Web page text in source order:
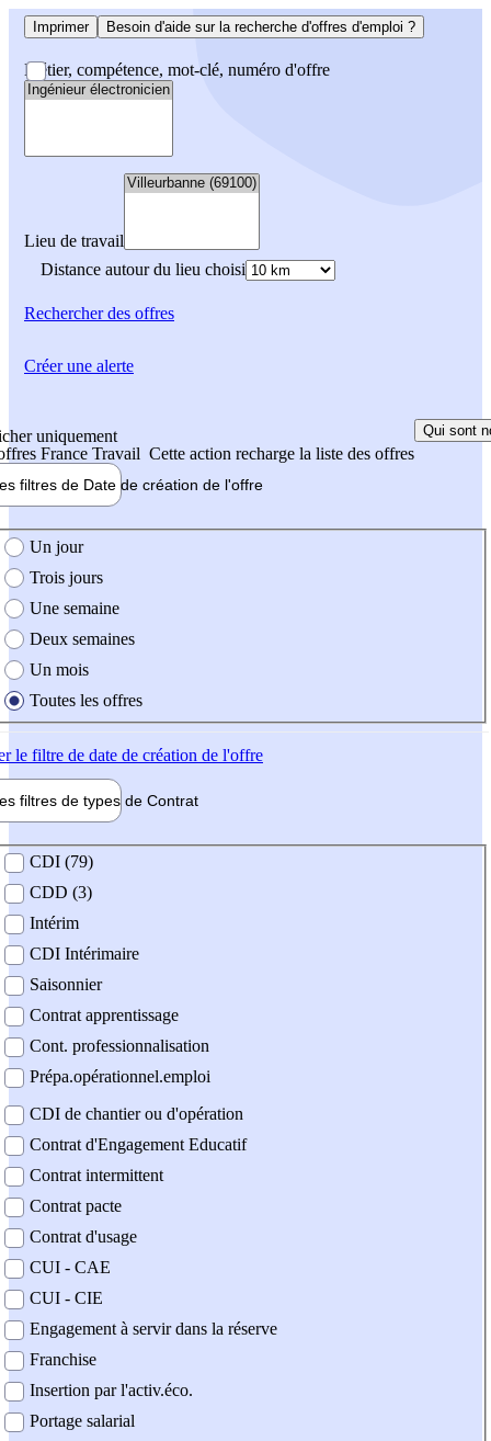
Imprimer Besoin d'aide sur la recherche d'offres d'emploi ?
Métier, compétence, mot-clé, numéro d'offre
Lieu de travail
Distance autour du lieu choisi
Rechercherdes offres
uniquement
France Travail Cette action recharge la liste des offres
Qui sont
filtres de Date de création de l'offre
création de l'offre
Un jour
Trois jours
Une semaine
Deux semaines
Un mois
Toutes les offres
le filtre de date de création de l'offre
filtres de types de Contrat
contrat
CDI (79)
CDD (3)
Intérim
CDI Intérimaire
Saisonnier
Contrat apprentissage
Cont. professionnalisation
Prépa.opérationnel.emploi
CDI de chantier ou d'opération
Contrat d'Engagement Educatif
Contrat intermittent
Contrat pacte
Contrat d'usage
CUI - CAE
CUI - CIE
Engagement à servir dans la réserve
Franchise
Insertion par l'activ.éco.
Portage salarial
Créer une alerte